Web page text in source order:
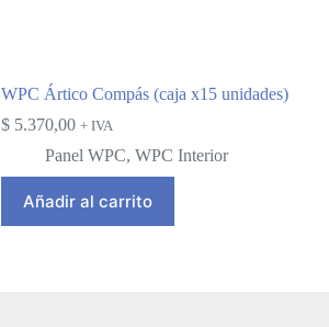
WPC Ártico Compás (caja x15 unidades)
$5.370,00 + IVA
Panel WPC, WPC Interior
Añadir al carrito